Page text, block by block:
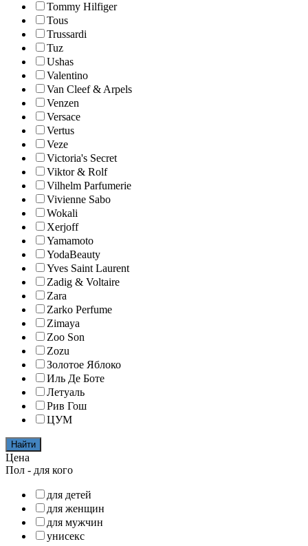
Tommy Hilfiger
Tous
Trussardi
Tuz
Ushas
Valentino
Van Cleef & Arpels
Venzen
Versace
Vertus
Veze
Victoria's Secret
Viktor & Rolf
Vilhelm Parfumerie
Vivienne Sabo
Wokali
Xerjoff
Yamamoto
YodaBeauty
Yves Saint Laurent
Zadig & Voltaire
Zara
Zarko Perfume
Zimaya
Zoo Son
Zozu
Золотое Яблоко
Иль Де Боте
Летуаль
Рив Гош
ЦУМ
Найти
Цена
Пол - для кого
для детей
для женщин
для мужчин
унисекс